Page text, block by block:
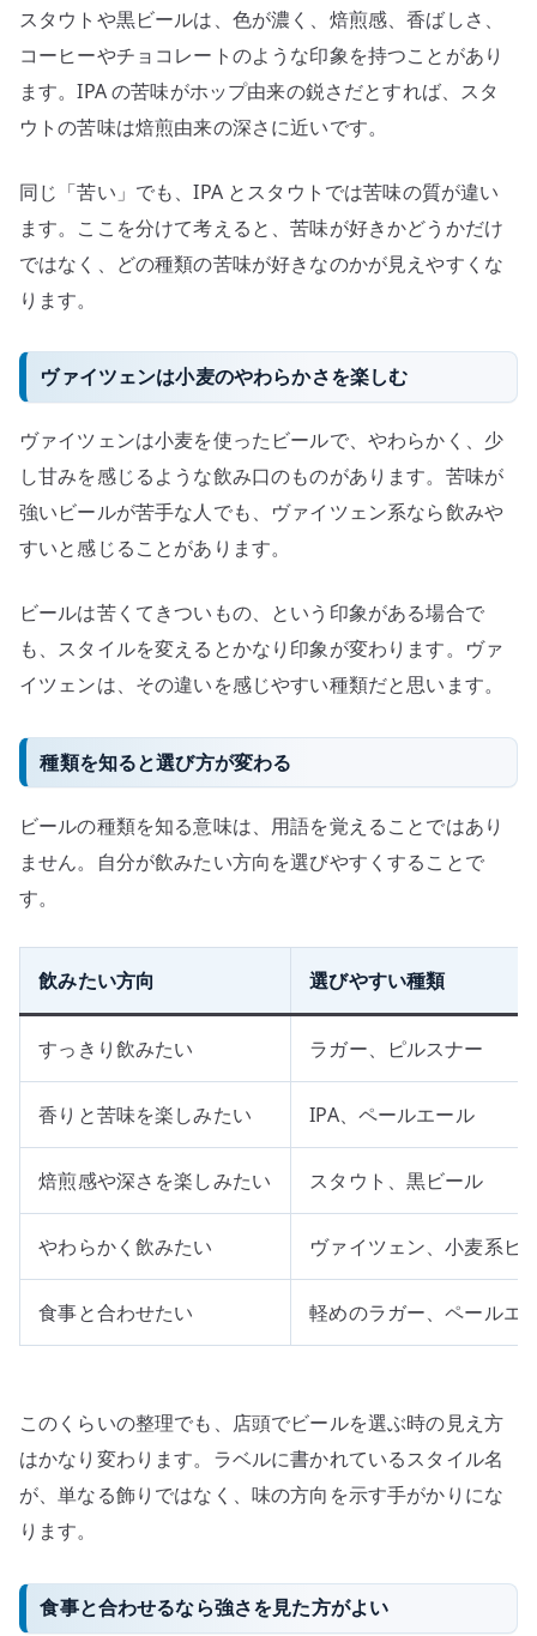
スタウトや黒ビールは、色が濃く、焙煎感、香ばしさ、
コーヒーやチョコレートのような印象を持つことがあり
ます。IPA の苦味がホップ由来の鋭さだとすれば、スタ
ウトの苦味は焙煎由来の深さに近いです。
同じ「苦い」でも、IPA とスタウトでは苦味の質が違い
ます。ここを分けて考えると、苦味が好きかどうかだけ
ではなく、どの種類の苦味が好きなのかが見えやすくな
ります。
ヴァイツェンは小麦のやわらかさを楽しむ
ヴァイツェンは小麦を使ったビールで、やわらかく、少
し甘みを感じるような飲み口のものがあります。苦味が
強いビールが苦手な人でも、ヴァイツェン系なら飲みや
すいと感じることがあります。
ビールは苦くてきついもの、という印象がある場合で
も、スタイルを変えるとかなり印象が変わります。ヴァ
イツェンは、その違いを感じやすい種類だと思います。
種類を知ると選び方が変わる
ビールの種類を知る意味は、用語を覚えることではあり
ません。自分が飲みたい方向を選びやすくすることで
す。
飲みたい方向 選びやすい種類
すっきり飲みたい ラガー、ピルスナー
香りと苦味を楽しみたい IPA、ペールエール
焙煎感や深さを楽しみたい スタウト、黒ビール
やわらかく飲みたい ヴァイツェン、小麦系ビ
食事と合わせたい 軽めのラガー、ペールエ
このくらいの整理でも、店頭でビールを選ぶ時の見え方
はかなり変わります。ラベルに書かれているスタイル名
が、単なる飾りではなく、味の方向を示す手がかりにな
ります。
食事と合わせるなら強さを見た方がよい